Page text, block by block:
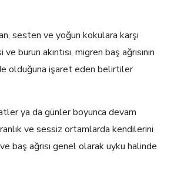
sesten ve yoğun kokulara karşı
burun akıntısı, migren baş ağrısının
olduğuna işaret eden belirtiler
ya da günler boyunca devam
ve sessiz ortamlarda kendilerini
baş ağrısı genel olarak uyku halinde